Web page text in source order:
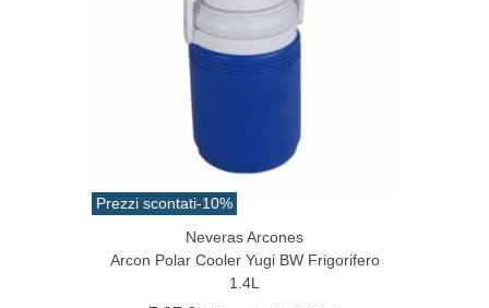
Prezzi scontati-10%
Neveras Arcones
Arcon Polar Cooler Yugi BW Frigorifero
1.4L